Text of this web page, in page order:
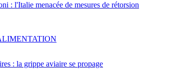
: l'Italie menacée de mesures de rétorsion
: la grippe aviaire se propage